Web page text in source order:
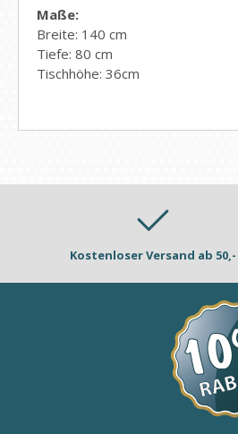
Maße:
Breite: 140 cm
Tiefe: 80 cm
Tischhöhe: 36cm
Kostenloser Versand ab 50,-